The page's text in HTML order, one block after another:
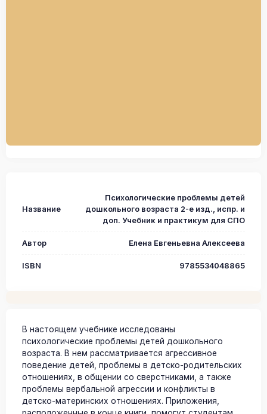
Название
Психологические проблемы детей
дошкольного возраста 2-е изд., испр. и
доп. Учебник и практикум для СПО
Автор Елена Евгеньевна Алексеева
ISBN 9785534048865
В настоящем учебнике исследованы
психологические проблемы детей дошкольного
возраста. В нем рассматривается агрессивное
поведение детей, проблемы в детско-родительских
отношениях, в общении со сверстниками, а также
проблемы вербальной агрессии и конфликты в
детско-материнских отношениях. Приложения,